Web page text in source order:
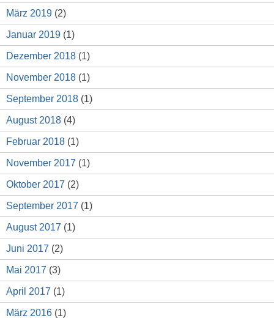
März 2019 (2)
Januar 2019 (1)
Dezember 2018 (1)
November 2018 (1)
September 2018 (1)
August 2018 (4)
Februar 2018 (1)
November 2017 (1)
Oktober 2017 (2)
September 2017 (1)
August 2017 (1)
Juni 2017 (2)
Mai 2017 (3)
April 2017 (1)
März 2016 (1)